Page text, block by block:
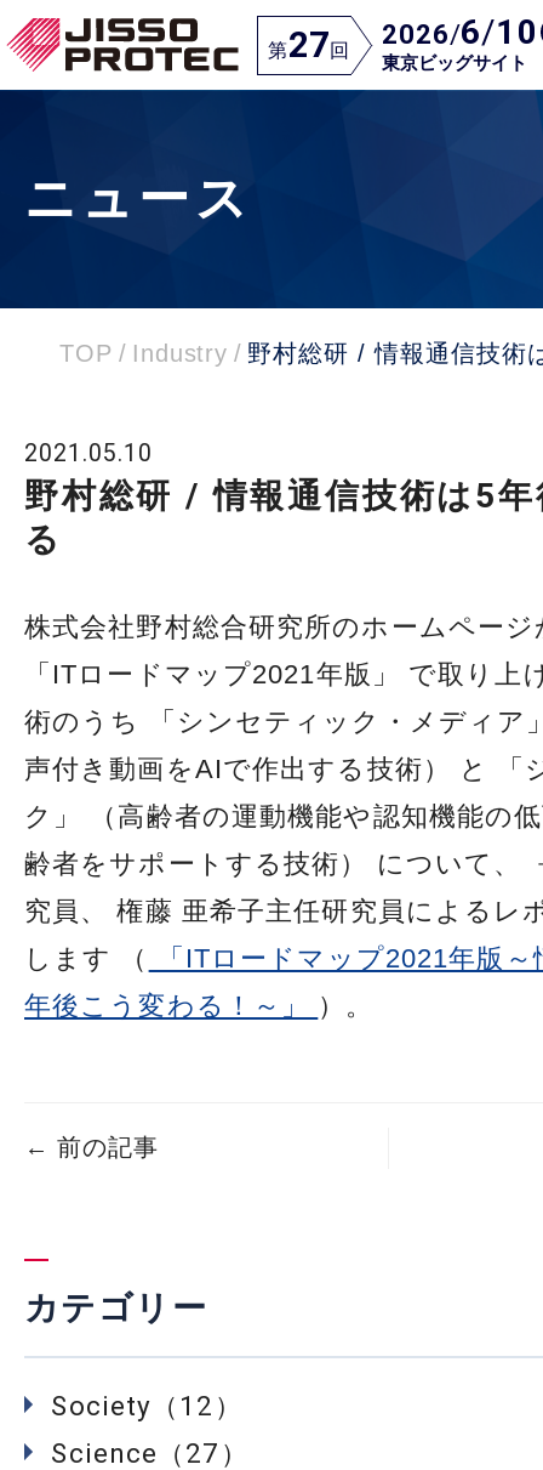
第27回 2026/6/10
東京ビッグサイト
ニュース
TOP / Industry / 野村総研 / 情報通信技術
2021.05.10
野村総研 / 情報通信技術は5
る
株式会社野村総合研究所のホームペー
「ITロードマップ2021年版」 で取り上
術のうち 「シンセティック・メディア
声付き動画をAIで作出する技術） と 「
ク」 （高齢者の運動機能や認知機能の
齢者をサポートする技術） について、
究員、 権藤 亜希子主任研究員によるレ
します （
「ITロードマップ2021年版
年後こう変わる！～」
）。
← 前の記事
カテゴリー
Society（12）
Science（27）